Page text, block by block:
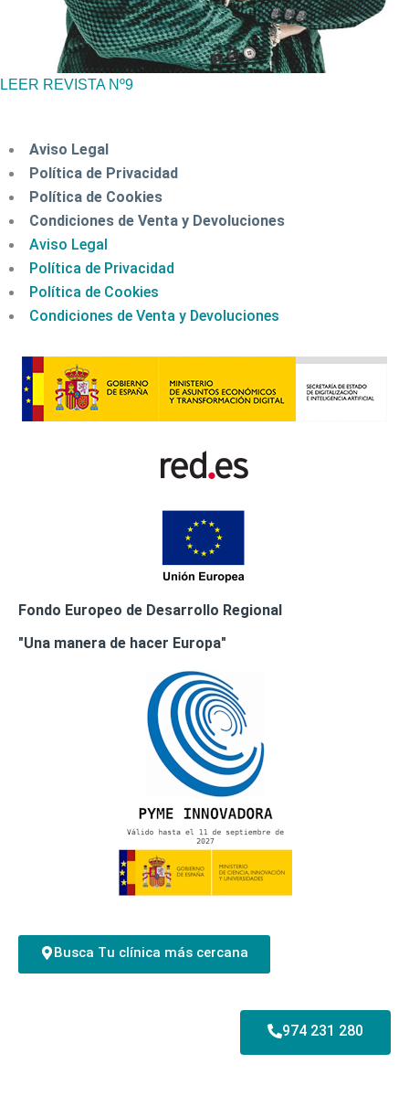
LEER REVISTA Nº9
Aviso Legal
Política de Privacidad
Política de Cookies
Condiciones de Venta y Devoluciones
Aviso Legal
Política de Privacidad
Política de Cookies
Condiciones de Venta y Devoluciones
Fondo Europeo de Desarrollo Regional
"Una manera de hacer Europa"
Busca Tu clínica más cercana
974 231 280